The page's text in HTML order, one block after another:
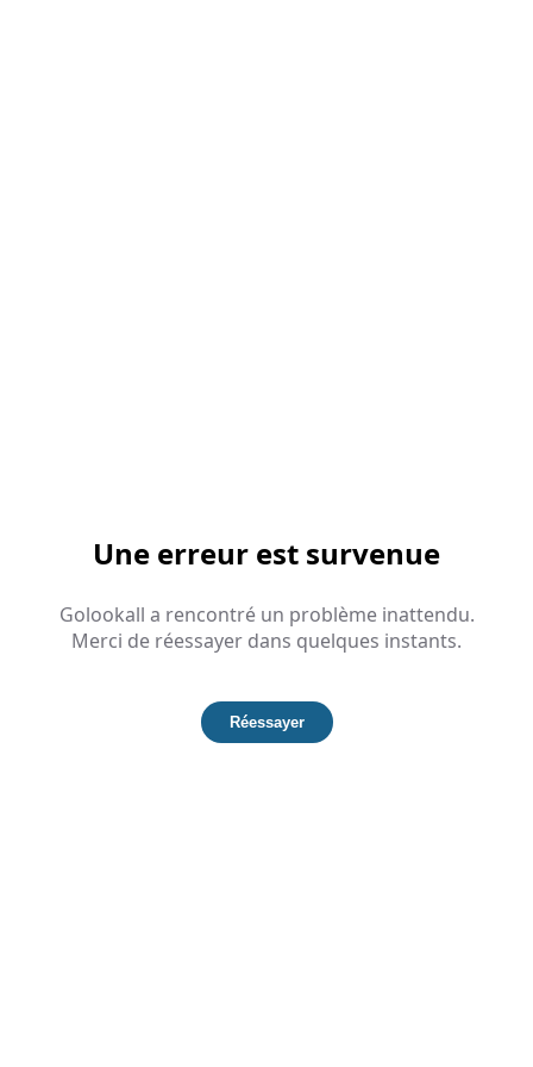
Une erreur est survenue
Golookall a rencontré un problème inattendu.
Merci de réessayer dans quelques instants.
Réessayer